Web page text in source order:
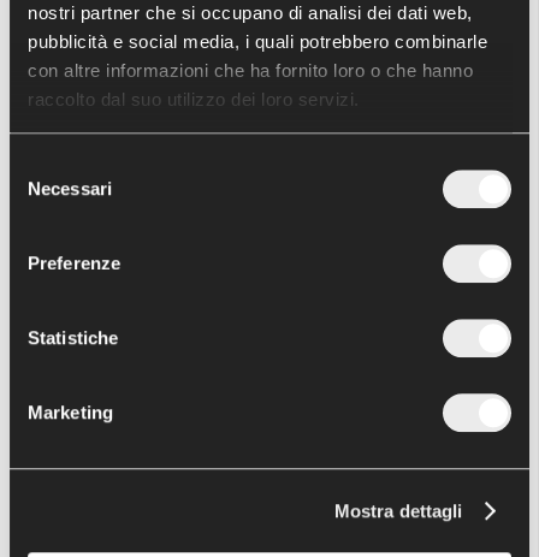
nostri partner che si occupano di analisi dei dati web,
pubblicità e social media, i quali potrebbero combinarle
con altre informazioni che ha fornito loro o che hanno
raccolto dal suo utilizzo dei loro servizi.
delNecessari
Preferenze
Statistiche
Marketing
Mostra dettagli
ATTIVITÀ SCIENTIFICA - ULTIMI
ARTICOLI
F.Usuelli
COMUNICATI - ULTIMI ARTICOLI
PROTESI
PARLIAMO DI PIEDE E CAVIGLIA
LA NOSTRA CHIRURGIA AL SANTA MARIA